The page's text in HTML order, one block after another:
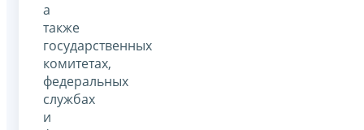
а
также
государственных
комитетах,
федеральных
службах
и